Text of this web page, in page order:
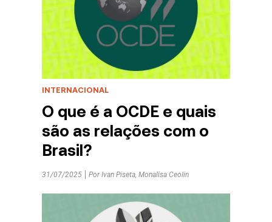
INTERNACIONAL
O que é a OCDE e quais
são as relações com o
Brasil?
31/07/2025 Por Ivan Piseta, Monalisa Ceolin